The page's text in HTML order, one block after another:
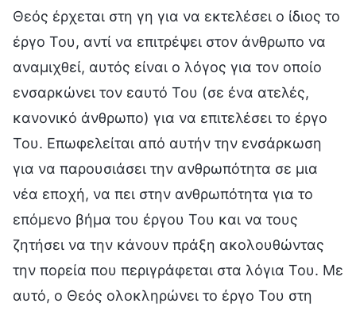
Θεός έρχεται στη γη για να εκτελέσει ο ίδιος το
έργο Του, αντί να επιτρέψει στον άνθρωπο να
αναμιχθεί, αυτός είναι ο λόγος για τον οποίο
ενσαρκώνει τον εαυτό Του (σε ένα ατελές,
κανονικό άνθρωπο) για να επιτελέσει το έργο
Του. Επωφελείται από αυτήν την ενσάρκωση
για να παρουσιάσει την ανθρωπότητα σε μια
νέα εποχή, να πει στην ανθρωπότητα για το
επόμενο βήμα του έργου Του και να τους
ζητήσει να την κάνουν πράξη ακολουθώντας
την πορεία που περιγράφεται στα λόγια Του. Με
αυτό, ο Θεός ολοκληρώνει το έργο Του στη